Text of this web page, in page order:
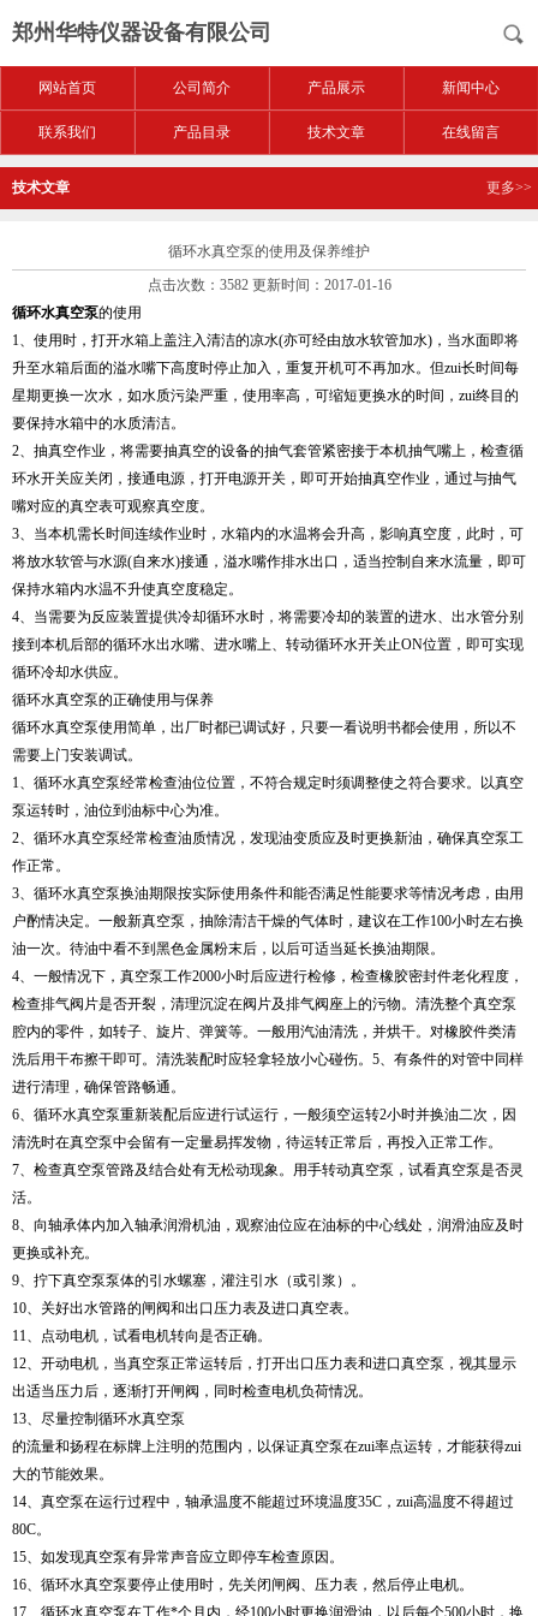
郑州华特仪器设备有限公司
网站首页 公司简介 产品展示 新闻中心
联系我们 产品目录 技术文章 在线留言
技术文章 更多>>
循环水真空泵的使用及保养维护
点击次数：3582 更新时间：2017-01-16
循环水真空泵的使用
1、使用时，打开水箱上盖注入清洁的凉水(亦可经由放水软管加水)，当水面即将
升至水箱后面的溢水嘴下高度时停止加入，重复开机可不再加水。但zui长时间每
星期更换一次水，如水质污染严重，使用率高，可缩短更换水的时间，zui终目的
要保持水箱中的水质清洁。
2、抽真空作业，将需要抽真空的设备的抽气套管紧密接于本机抽气嘴上，检查循
环水开关应关闭，接通电源，打开电源开关，即可开始抽真空作业，通过与抽气
嘴对应的真空表可观察真空度。
3、当本机需长时间连续作业时，水箱内的水温将会升高，影响真空度，此时，可
将放水软管与水源(自来水)接通，溢水嘴作排水出口，适当控制自来水流量，即可
保持水箱内水温不升使真空度稳定。
4、当需要为反应装置提供冷却循环水时，将需要冷却的装置的进水、出水管分别
接到本机后部的循环水出水嘴、进水嘴上、转动循环水开关止ON位置，即可实现
循环冷却水供应。
循环水真空泵的正确使用与保养
循环水真空泵使用简单，出厂时都已调试好，只要一看说明书都会使用，所以不
需要上门安装调试。
1、循环水真空泵经常检查油位位置，不符合规定时须调整使之符合要求。以真空
泵运转时，油位到油标中心为准。
2、循环水真空泵经常检查油质情况，发现油变质应及时更换新油，确保真空泵工
作正常。
3、循环水真空泵换油期限按实际使用条件和能否满足性能要求等情况考虑，由用
户酌情决定。一般新真空泵，抽除清洁干燥的气体时，建议在工作100小时左右换
油一次。待油中看不到黑色金属粉末后，以后可适当延长换油期限。
4、一般情况下，真空泵工作2000小时后应进行检修，检查橡胶密封件老化程度，
检查排气阀片是否开裂，清理沉淀在阀片及排气阀座上的污物。清洗整个真空泵
腔内的零件，如转子、旋片、弹簧等。一般用汽油清洗，并烘干。对橡胶件类清
洗后用干布擦干即可。清洗装配时应轻拿轻放小心碰伤。5、有条件的对管中同样
进行清理，确保管路畅通。
6、循环水真空泵重新装配后应进行试运行，一般须空运转2小时并换油二次，因
清洗时在真空泵中会留有一定量易挥发物，待运转正常后，再投入正常工作。
7、检查真空泵管路及结合处有无松动现象。用手转动真空泵，试看真空泵是否灵
活。
8、向轴承体内加入轴承润滑机油，观察油位应在油标的中心线处，润滑油应及时
更换或补充。
9、拧下真空泵泵体的引水螺塞，灌注引水（或引浆）。
10、关好出水管路的闸阀和出口压力表及进口真空表。
11、点动电机，试看电机转向是否正确。
12、开动电机，当真空泵正常运转后，打开出口压力表和进口真空泵，视其显示
出适当压力后，逐渐打开闸阀，同时检查电机负荷情况。
13、尽量控制循环水真空泵
的流量和扬程在标牌上注明的范围内，以保证真空泵在zui率点运转，才能获得zui
大的节能效果。
14、真空泵在运行过程中，轴承温度不能超过环境温度35C，zui高温度不得超过
80C。
15、如发现真空泵有异常声音应立即停车检查原因。
16、循环水真空泵要停止使用时，先关闭闸阀、压力表，然后停止电机。
17、循环水真空泵在工作*个月内，经100小时更换润滑油，以后每个500小时，换